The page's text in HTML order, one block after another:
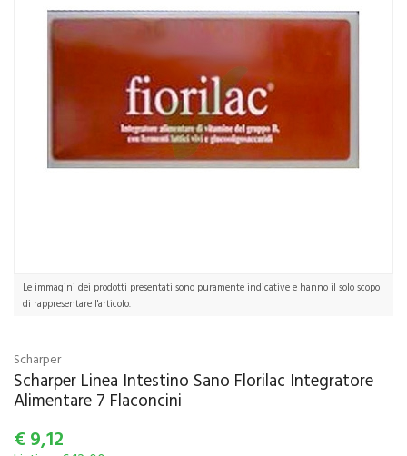
Le immagini dei prodotti presentati sono puramente indicative e hanno il solo scopo
di rappresentare l'articolo.
Scharper
Scharper Linea Intestino Sano Florilac Integratore
Alimentare 7 Flaconcini
€9,12